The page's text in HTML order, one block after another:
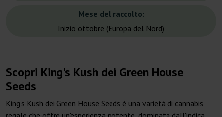
Mese del raccolto:
Inizio ottobre (Europa del Nord)
Scopri King's Kush dei Green House
Seeds
King's Kush dei Green House Seeds è una varietà di cannabis